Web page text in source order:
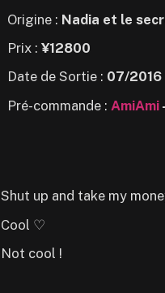
Origine : Nadia et le
Prix : ¥12800
Date de Sortie : 07/2016
Pré-commande : AmiAmi
Shut up and take my
Cool ♡
Not cool !